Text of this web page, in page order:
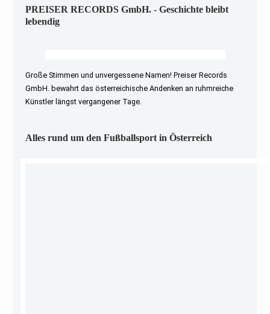
PREISER RECORDS GmbH. - Geschichte bleibt
lebendig
Große Stimmen und unvergessene Namen! Preiser Records
GmbH. bewahrt das österreichische Andenken an ruhmreiche
Künstler längst vergangener Tage.
Alles rund um den Fußballsport in Österreich